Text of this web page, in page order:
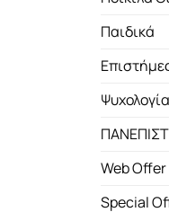
Παιδικά
Ψυχολογία
Web Offer
Special